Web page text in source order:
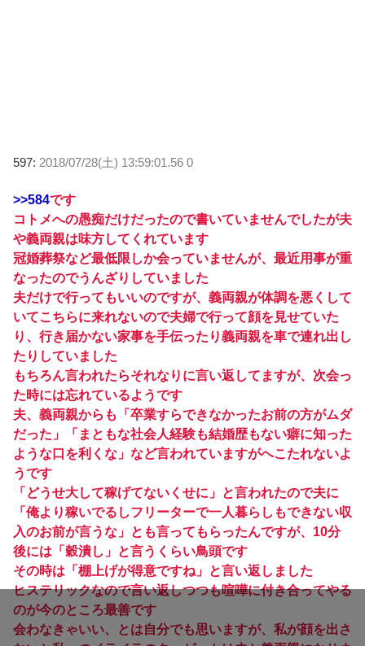
597: 2018/07/28(土) 13:59:01.56 0
>>584です
コトメへの愚痴だけだったので書いていませんでしたが夫
や義両親は味方してくれています
冠婚葬祭など最低限しか会っていませんが、最近用事が重
なったのでうんざりしていました
夫だけで行ってもいいのですが、義両親が体調を悪くして
いてこちらに来れないので夫婦で行って顔を見せていた
り、行き届かない家事を手伝ったり義両親を車で連れ出し
たりしていました
もちろん言われたらそれなりに言い返してますが、次会っ
た時には忘れているようです
夫、義両親からも「卒業すらできなかったお前の方がムダ
だった」「まともな社会人経験も結婚歴もない癖に知った
ような口を利くな」など言われていますがへこたれないよ
うです
「どうせ大して稼げてないくせに」と言われたので夫に
「俺より稼いでるしフリーターで一人暮らしもできない収
入のお前が言うな」とも言ってもらったんですが、10分
後には「穀潰し」と言うくらい鳥頭です
その時は「棚上げが得意ですね」と言い返しました
ヒステリックなので言い返しつつも喧嘩に付き合ってやる
のが今のところ最善です
会わなきゃいい、とは自分でも思いますが、私が顔を出さ